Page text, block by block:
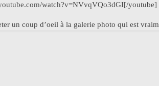
watch?v=NVvqVQo3dGI[/youtube]
un coup d’oeil à la galerie photo qui est